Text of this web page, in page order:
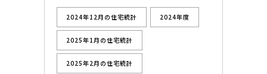
2024年12月の住宅統計 2024年度
2025年1月の住宅統計
2025年2月の住宅統計